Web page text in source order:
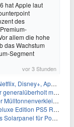
hat Apple laut
des
allem die hohe
das Wachstum
Segment
vor 3 Stunden
für 30€/Monat (effektiv 20,83€/Monat)
mit Eingabestift für 197,99€
aus Metall für 577,15€
Rollenspiel für 13,76€
& Camping für 123,99€